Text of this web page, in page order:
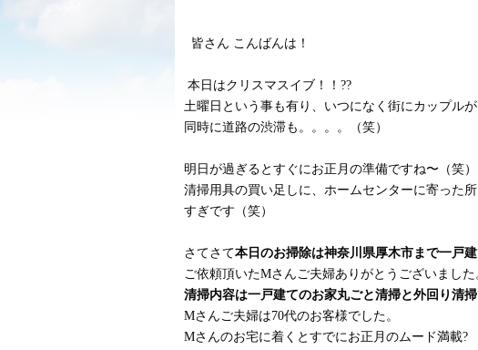
皆さん こんばんは！
本日はクリスマスイブ！！??
土曜日という事も有り、いつになく街にカップルが
同時に道路の渋滞も。。。。（笑）
明日が過ぎるとすぐにお正月の準備ですね〜（笑）
清掃用具の買い足しに、ホームセンターに寄った
すぎです（笑）
さてさて本日のお掃除は神奈川県厚木市まで一戸
ご依頼頂いたMさんご夫婦ありがとうございました
清掃内容は一戸建てのお家丸ごと清掃と外回り清掃
Mさんご夫婦は70代のお客様でした。
Mさんのお宅に着くとすでにお正月のムード満載?